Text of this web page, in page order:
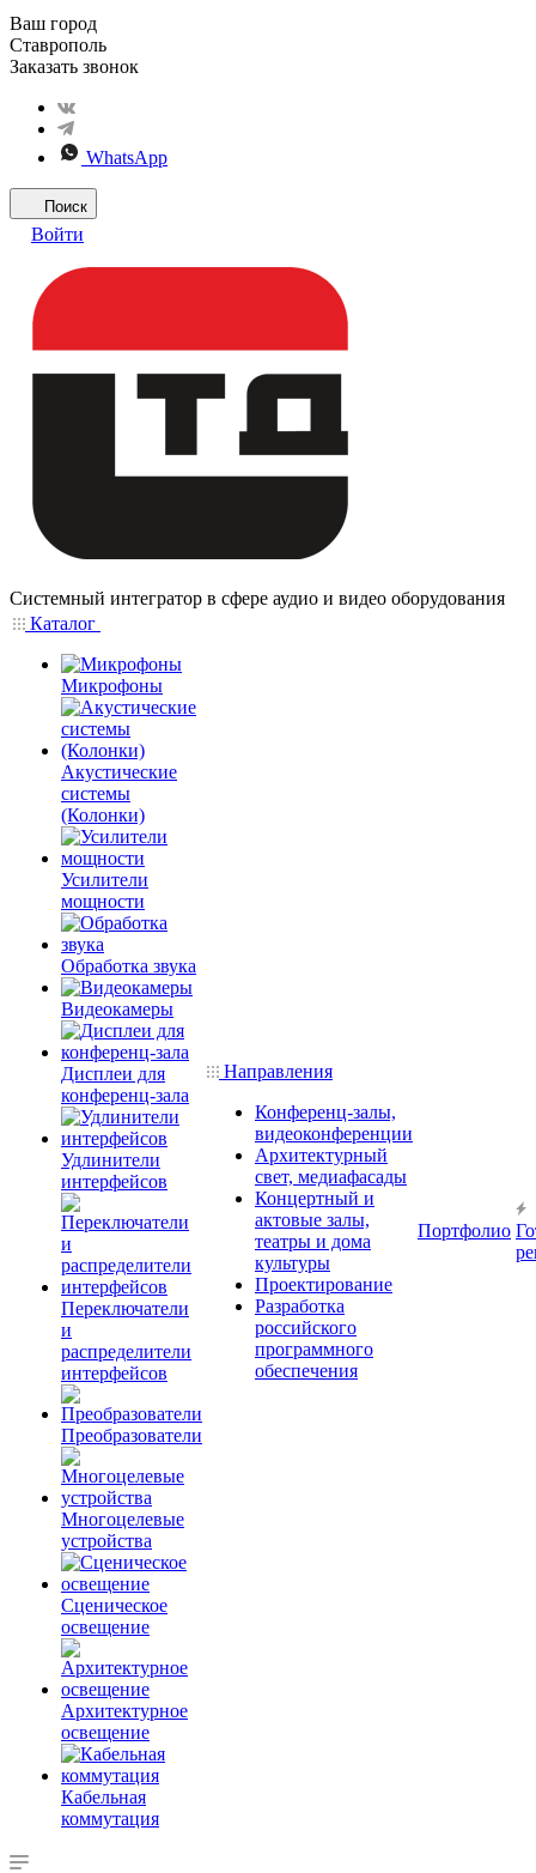
Ваш город
Ставрополь
Заказать звонок
WhatsApp
Поиск
Войти
Системный интегратор в сфере аудио и видео оборудования
Каталог
Микрофоны
Акустические
системы
(Колонки)
Усилители
мощности
Обработка звука
Видеокамеры
Дисплеи для
конференц-зала
Удлинители
интерфейсов
Переключатели
и
распределители
интерфейсов
Преобразователи
Многоцелевые
устройства
Сценическое
освещение
Архитектурное
освещение
Кабельная
коммутация
Направления
Конференц-залы,
видеоконференции
Архитектурный
свет, медиафасады
Концертный и
актовые залы,
театры и дома
культуры
Проектирование
Разработка
российского
программного
обеспечения
Портфолио